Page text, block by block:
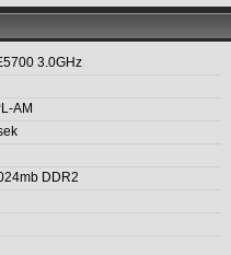
3.0GHz
AM
DDR2